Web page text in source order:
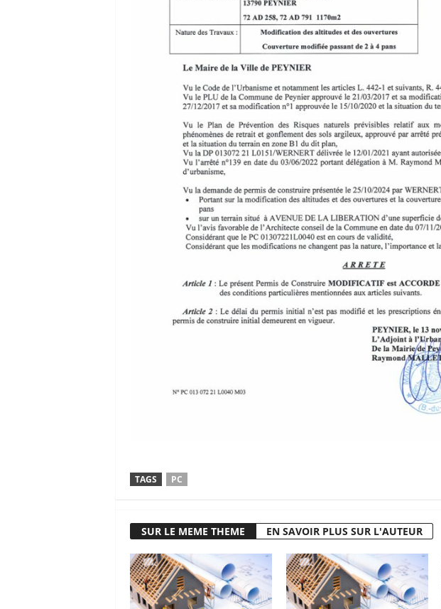
TAGS PC
SUR LE MEME THEME EN SAVOIR PLUS SUR L'AUTEUR